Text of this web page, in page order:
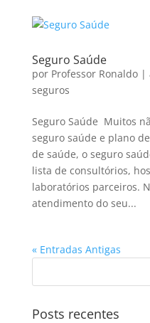
Seguro Saúde
por Professor Ronaldo|
seguros
Seguro Saúde Muitos
seguro saúde e plano
de saúde, o seguro
lista de consultórios,
laboratórios parceiros.
atendimento do seu...
« Entradas Antigas
Posts recentes